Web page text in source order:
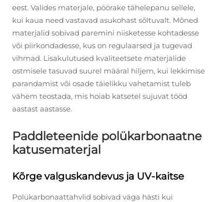
eest. Valides materjale, pöörake tähelepanu sellele,
kui kaua need vastavad asukohast sõltuvalt. Mõned
materjalid sobivad paremini niisketesse kohtadesse
või piirkondadesse, kus on regulaarsed ja tugevad
vihmad. Lisakulutused kvaliteetsete materjalide
ostmisele tasuvad suurel määral hiljem, kui lekkimise
parandamist või osade täielikku vahetamist tuleb
vähem teostada, mis hoiab katsetel sujuvat tööd
aastast aastasse.
Paddleteenide polükarbonaatne
katusematerjal
Kõrge valguskandevus ja UV-kaitse
Polükarbonaattahvlid sobivad väga hästi kui